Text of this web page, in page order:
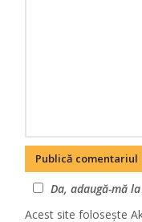
Da, adaugă-mă
Acest site folosește